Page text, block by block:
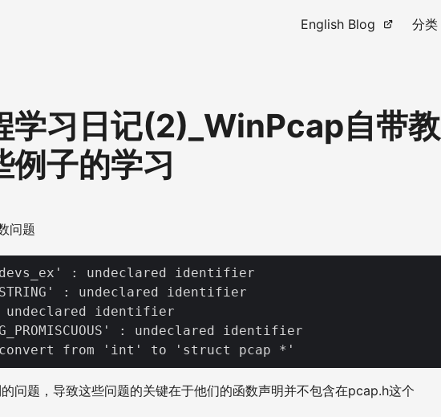
English Blog 分类
学习日记(2)_WinPcap自带教
例子的学习
问题
: undeclared identifier
: undeclared identifier
undeclared identifier
: undeclared identifier
问题，导致这些问题的关键在于他们的函数声明并不包含在pcap.h这个